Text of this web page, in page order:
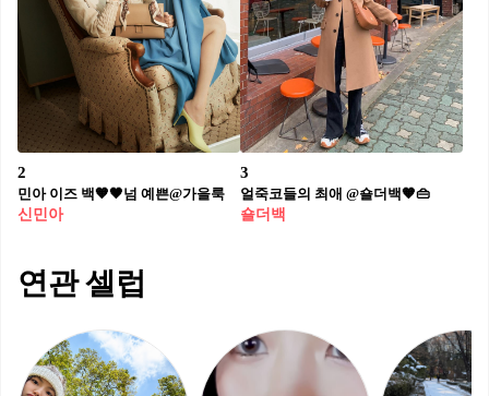
2
민아 이즈 백🧡🖤넘 예쁜@가을룩
신민아
3
얼죽코들의 최애 @숄더백🧡👜
숄더백
연관 셀럽